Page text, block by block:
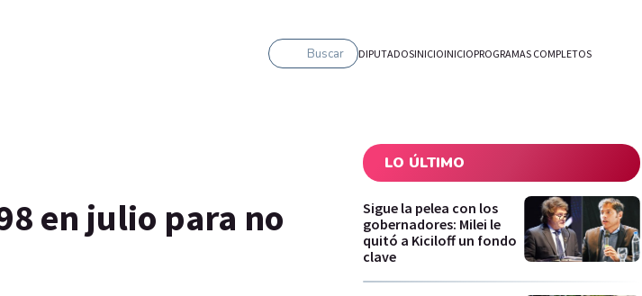
Buscar DIPUTADOSINICIOINICIOPROGRAMAS COMPLETOS
en julio para no
LO ÚLTIMO
Sigue la pelea con los
gobernadores: Milei le
quitó a Kiciloff un fondo
clave